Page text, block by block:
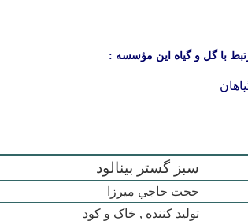
با گل و گیاه این مؤسسه :
سبز گستر بينالود
حجت حاجي ميرزا
توليد کننده , خاک و کود